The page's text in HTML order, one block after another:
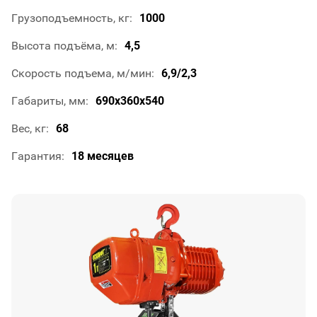
Грузоподъемность, кг 1000
Высота подъёма, м 4,5
Скорость подъема, м/мин 6,9/2,3
Габариты, мм 690х360х540
Вес, кг 68
Гарантия 18 месяцев